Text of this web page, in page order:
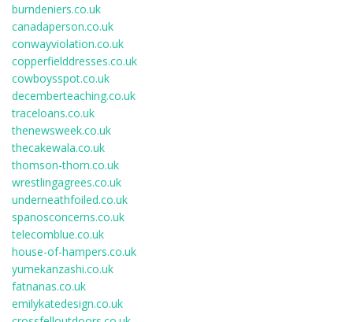
burndeniers.co.uk
canadaperson.co.uk
conwayviolation.co.uk
copperfielddresses.co.uk
cowboysspot.co.uk
decemberteaching.co.uk
traceloans.co.uk
thenewsweek.co.uk
thecakewala.co.uk
thomson-thorn.co.uk
wrestlingagrees.co.uk
underneathfoiled.co.uk
spanosconcerns.co.uk
telecomblue.co.uk
house-of-hampers.co.uk
yumekanzashi.co.uk
fatnanas.co.uk
emilykatedesign.co.uk